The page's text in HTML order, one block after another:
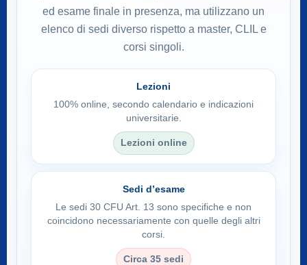
ed esame finale in presenza, ma utilizzano un
elenco di sedi diverso rispetto a master, CLIL e
corsi singoli.
Lezioni
100% online, secondo calendario e indicazioni
universitarie.
Lezioni online
Sedi d’esame
Le sedi 30 CFU Art. 13 sono specifiche e non
coincidono necessariamente con quelle degli altri
corsi.
Circa 35 sedi